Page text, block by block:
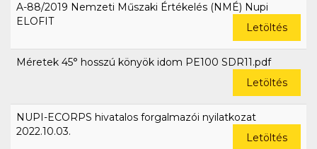
A-88/2019 Nemzeti Műszaki Értékelés (NMÉ) Nupi
ELOFIT
Letöltés
Méretek 45° hosszú könyök idom PE100 SDR11.pdf
Letöltés
NUPI-ECORPS hivatalos forgalmazói nyilatkozat
2022.10.03.
Letöltés